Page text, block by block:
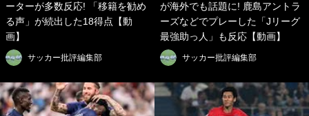
ーターが多数反応! 「移籍を勧め
る声」が続出した18得点【動
画】
サッカー批評編集部
が海外でも話題に! 鹿島アントラ
ーズなどでプレーした「Jリーグ
最強助っ人」も反応【動画】
サッカー批評編集部